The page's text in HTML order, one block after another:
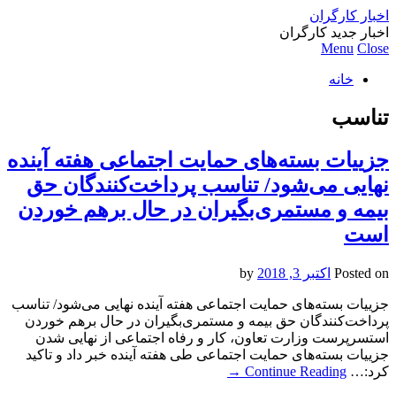
اخبار کارگران
اخبار جدید کارگران
Menu Close
خانه
تناسب
جزییات بسته‌های حمایت اجتماعی هفته آینده
نهایی می‌شود/ تناسب پرداخت‌کنندگان حق
بیمه و مستمری‌بگیران در حال برهم خوردن
است
Posted on اکتبر 3, 2018
جزییات بسته‌های حمایت اجتماعی هفته آینده نهایی می‌شود/ تناسب
پرداخت‌کنندگان حق بیمه و مستمری‌بگیران در حال برهم خوردن
استسرپرست وزارت تعاون، کار و رفاه اجتماعی از نهایی شدن
جزییات بسته‌های حمایت اجتماعی طی هفته آینده خبر داد و تاکید
کرد:… Continue Reading
→